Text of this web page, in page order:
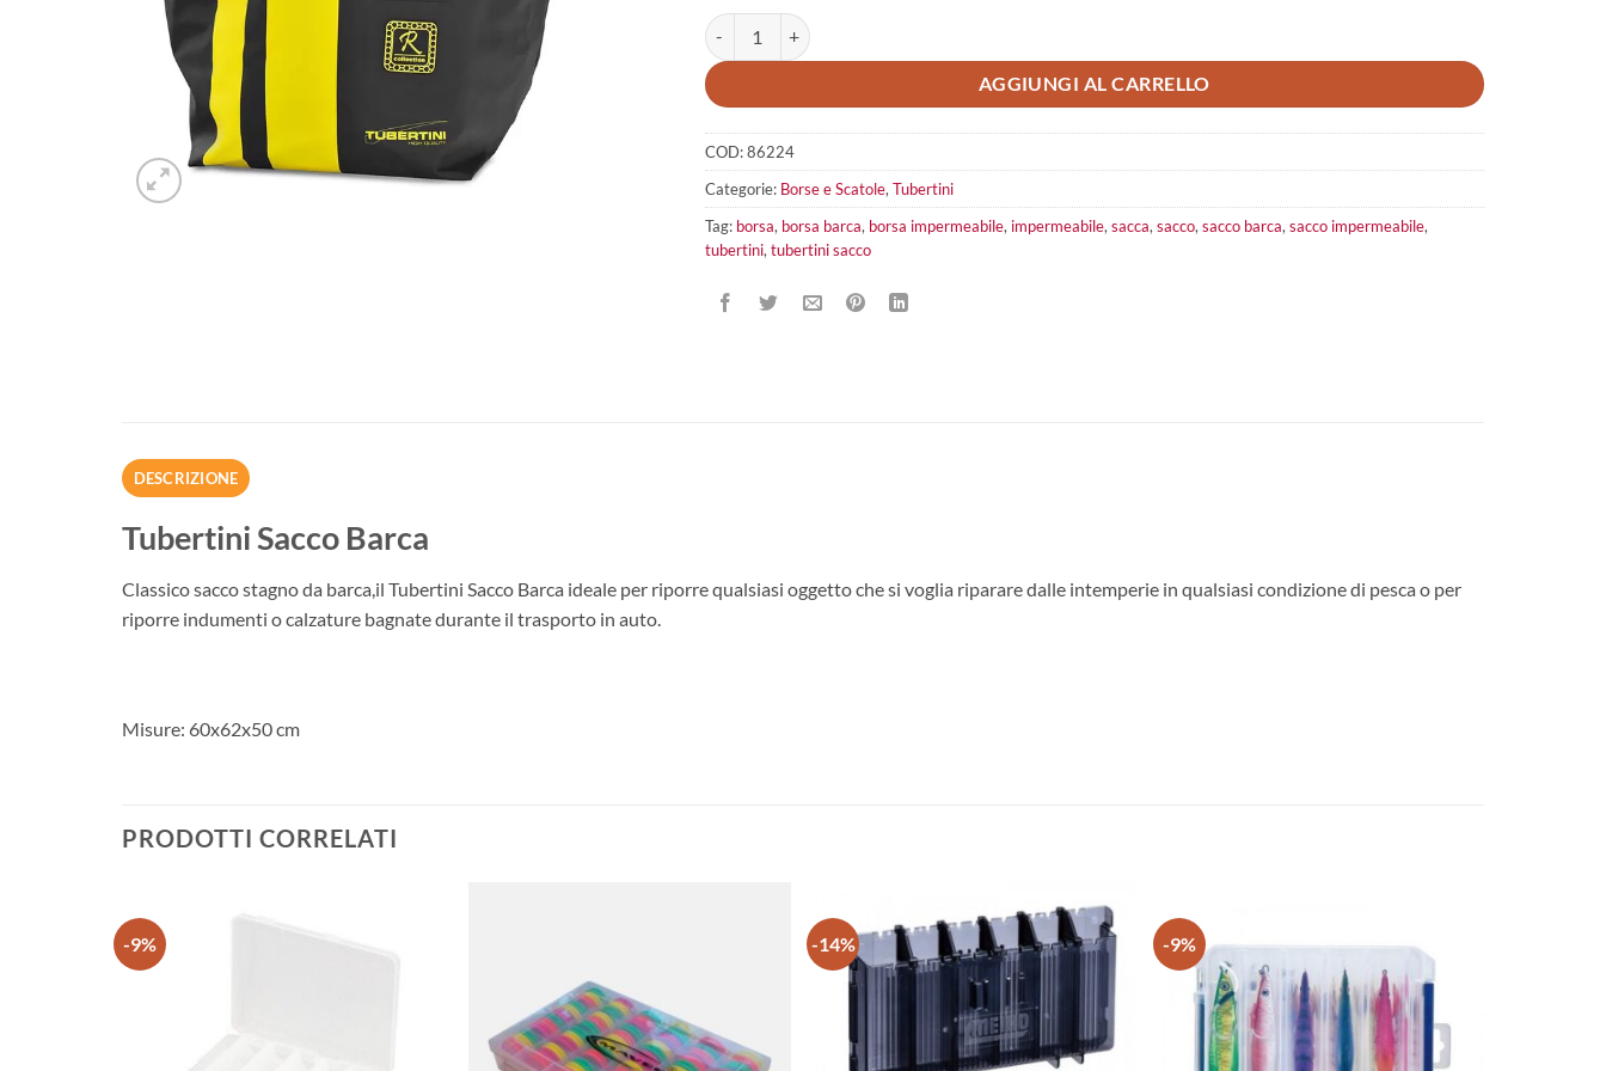
Tubertini Sacco Barca quantità
AGGIUNGI AL CARRELLO
COD:86224
Categorie: Borse e Scatole, Tubertini
Tag: borsa, borsa barca, borsa impermeabile, impermeabile, sacca, sacco, sacco barca, sacco impermeabile,
tubertini, tubertini sacco
DESCRIZIONE
Tubertini Sacco Barca
Classico sacco stagno da barca,il Tubertini Sacco Barca ideale per riporre qualsiasi oggetto che si voglia riparare dalle intemperie in qualsiasi condizione di pesca o per
riporre indumenti o calzature bagnate durante il trasporto in auto.
Misure: 60x62x50 cm
PRODOTTI CORRELATI
-9% -14% -9%